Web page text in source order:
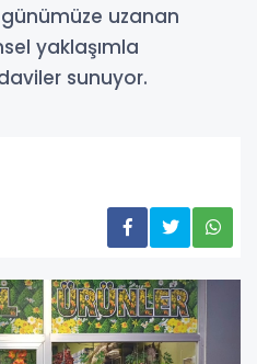
uzanan
yaklaşımla
sunuyor.